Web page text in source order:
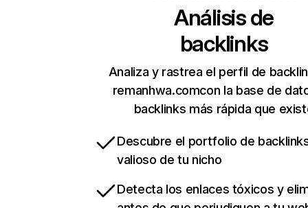
Análisis de
backlinks
Analiza y rastrea el perfil de
remanhwa.comcon la base de
backlinks más rápida que
Descubre el portfolio de
valioso de tu nicho
Detecta los enlaces tóxicos y